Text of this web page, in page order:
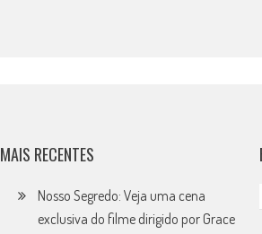
MAIS RECENTES
Nosso Segredo: Veja uma cena
exclusiva do filme dirigido por Grace